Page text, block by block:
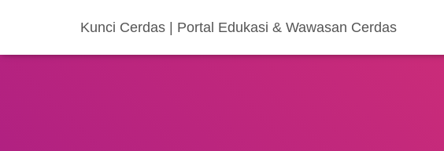
Kunci Cerdas | Portal Edukasi & Wawasan Cerdas